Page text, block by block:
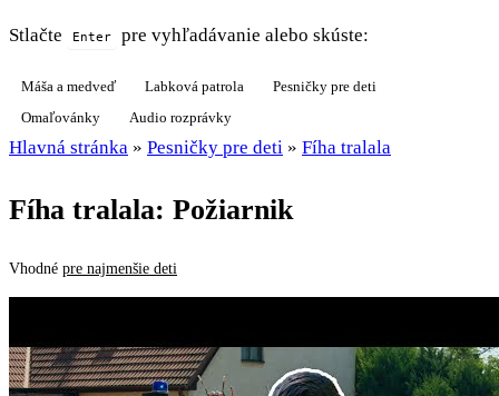
Stlačte Enter pre vyhľadávanie alebo skúste:
Máša a medveď Labková patrola
Pesničky pre deti
Omaľovánky
Audio rozprávky
Hlavná stránka » Pesničky pre deti » Fíha tralala
Fíha tralala: Požiarnik
Vhodné pre najmenšie deti